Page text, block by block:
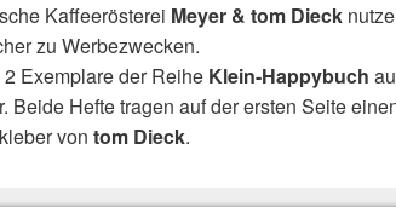
Kaffeerösterei Meyer & tom Dieck
zu Werbezwecken.
Exemplare der Reihe Klein-Happybuch
Beide Hefte tragen auf der ersten Seite
von tom Dieck.